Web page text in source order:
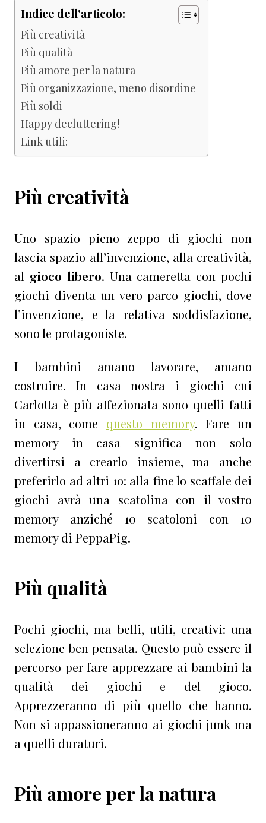
Indice dell'articolo:
Più creatività
Più qualità
Più amore per la natura
Più organizzazione, meno disordine
Più soldi
Happy decluttering!
Link utili:
Più creatività
Uno spazio pieno zeppo di giochi non
lascia spazio all’invenzione, alla creatività,
al gioco libero. Una cameretta con pochi
giochi diventa un vero parco giochi, dove
l’invenzione, e la relativa soddisfazione,
sono le protagoniste.
I bambini amano lavorare, amano
costruire. In casa nostra i giochi cui
Carlotta è più affezionata sono quelli fatti
in casa, come questo memory. Fare un
memory in casa significa non solo
divertirsi a crearlo insieme, ma anche
preferirlo ad altri 1o: alla fine lo scaffale dei
giochi avrà una scatolina con il vostro
memory anziché 10 scatoloni con 10
memory di PeppaPig.
Più qualità
Pochi giochi, ma belli, utili, creativi: una
selezione ben pensata. Questo può essere il
percorso per fare apprezzare ai bambini la
qualità dei giochi e del gioco.
Apprezzeranno di più quello che hanno.
Non si appassioneranno ai giochi junk ma
a quelli duraturi.
Più amore per la natura